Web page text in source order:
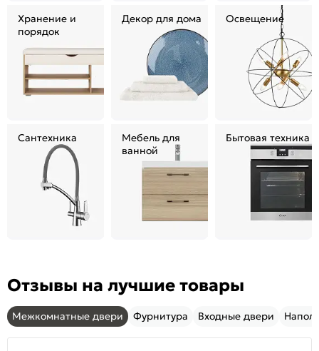
Хранение и
порядок
Декор для дома Освещение
Сантехника
Мебель для
ванной
Бытовая техника
Отзывы на лучшие товары
Межкомнатные двери Фурнитура Входные двери